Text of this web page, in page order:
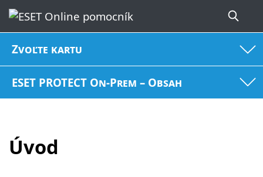
Zvoľte kartu
ESET PROTECT On-Prem – Obsah
Úvod